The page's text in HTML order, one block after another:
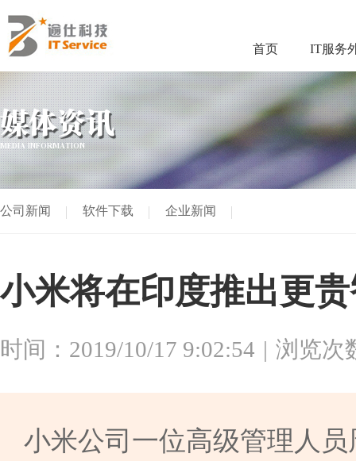
首页 IT服务
媒体资讯
MEDIA INFORMATION
公司新闻 软件下载 企业新闻
小米将在印度推出更
时间：2019/10/17 9:02:54 浏览次
小米公司一位高级管理人